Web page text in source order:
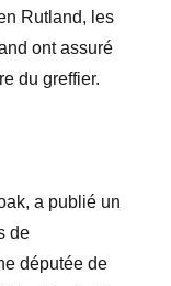
Rutland, les
ont assuré
du greffier.
a publié un
de
députée de